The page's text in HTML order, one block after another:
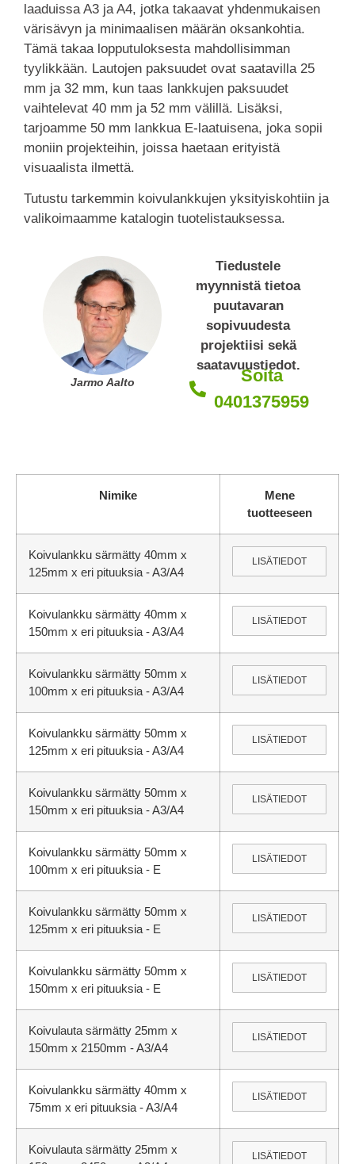
laaduissa A3 ja A4, jotka takaavat yhdenmukaisen
värisävyn ja minimaalisen määrän oksankohtia.
Tämä takaa lopputuloksesta mahdollisimman
tyylikkään. Lautojen paksuudet ovat saatavilla 25
mm ja 32 mm, kun taas lankkujen paksuudet
vaihtelevat 40 mm ja 52 mm välillä. Lisäksi,
tarjoamme 50 mm lankkua E-laatuisena, joka sopii
moniin projekteihin, joissa haetaan erityistä
visuaalista ilmettä.
Tutustu tarkemmin koivulankkujen yksityiskohtiin ja
valikoimaamme katalogin tuotelistauksessa.
Jarmo Aalto
Tiedustele
myynnistä tietoa
puutavaran
sopivuudesta
projektiisi sekä
saatavuustiedot.
Soita
0401375959
Nimike
Mene
tuotteeseen
Koivulankku särmätty 40mm x
125mm x eri pituuksia - A3/A4
LISÄTIEDOT
Koivulankku särmätty 40mm x
150mm x eri pituuksia - A3/A4
LISÄTIEDOT
Koivulankku särmätty 50mm x
100mm x eri pituuksia - A3/A4
LISÄTIEDOT
Koivulankku särmätty 50mm x
125mm x eri pituuksia - A3/A4
LISÄTIEDOT
Koivulankku särmätty 50mm x
150mm x eri pituuksia - A3/A4
LISÄTIEDOT
Koivulankku särmätty 50mm x
100mm x eri pituuksia - E
LISÄTIEDOT
Koivulankku särmätty 50mm x
125mm x eri pituuksia - E
LISÄTIEDOT
Koivulankku särmätty 50mm x
150mm x eri pituuksia - E
LISÄTIEDOT
Koivulauta särmätty 25mm x
150mm x 2150mm - A3/A4
LISÄTIEDOT
Koivulankku särmätty 40mm x
75mm x eri pituuksia - A3/A4
LISÄTIEDOT
Koivulauta särmätty 25mm x
LISÄTIEDOT